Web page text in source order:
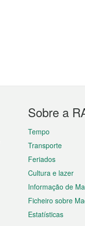
Sobre a
Tempo
Transporte
Feriados
Cultura e lazer
Informação de
Ficheiro sobre
Estatísticas